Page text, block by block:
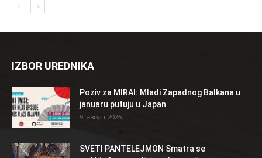
IZBOR UREDNIKA
Poziv za MIRAI: Mladi Zapadnog Balkana u
januaru putuju u Japan
9. август 2026.
SVETI PANTELEJMON Smatra se